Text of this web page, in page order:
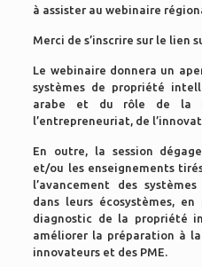
à assister au webinaire
Merci de s’inscrire sur le lien
Le webinaire donnera un
systèmes de propriété
arabe et du rôle de la
l’entrepreneuriat, de
En outre, la session
et/ou les enseignements
l’avancement des
dans leurs écosystèmes,
diagnostic de la propriété
améliorer la préparation à
innovateurs et des PME.